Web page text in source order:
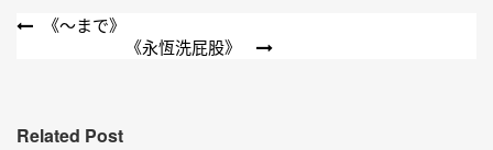
文
覽
《～まで》
《永恆洗屁股》
Related Post